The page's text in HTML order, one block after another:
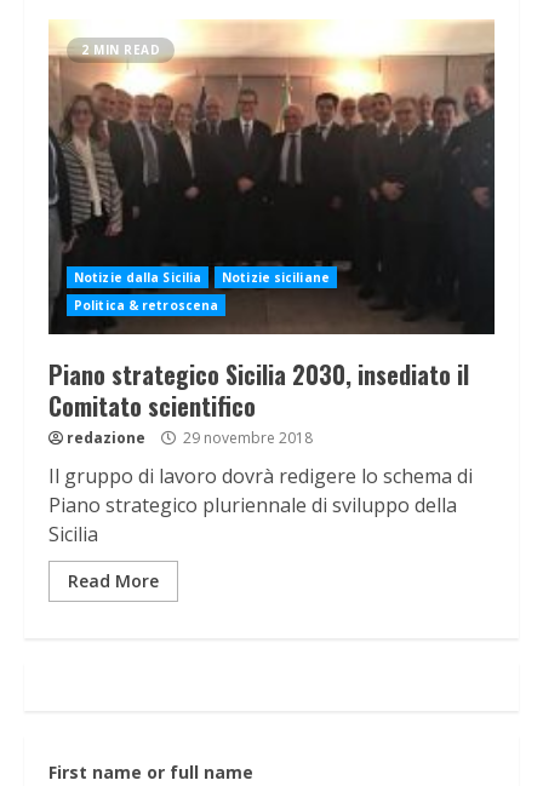
2 MIN READ
Notizie dalla Sicilia
Notizie siciliane
Politica & retroscena
Piano strategico Sicilia 2030, insediato il
Comitato scientifico
redazione 29 novembre 2018
Il gruppo di lavoro dovrà redigere lo schema di
Piano strategico pluriennale di sviluppo della
Sicilia
Read More
First name or full name